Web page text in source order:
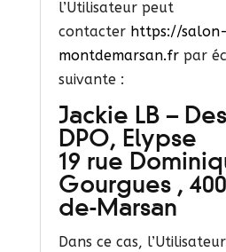
l’Utilisateur peut
contacter https://
montdemarsan.fr par
suivante :
Jackie LB –
DPO, Elypse
19 rue
Gourgues ,
de-Marsan
Dans ce cas,